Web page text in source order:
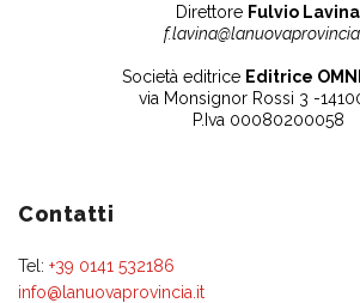
Direttore Fulvio Lavina
Società editrice Editrice
via Monsignor Rossi 3 -
P.Iva 00080200058
Contatti
Tel: +39 0141 532186
info@lanuovaprovincia.it